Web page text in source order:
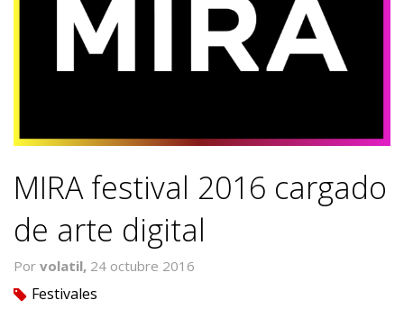
MIRA festival 2016 cargado
de arte digital
Por volatil, 24 octubre 2016
tag Festivales